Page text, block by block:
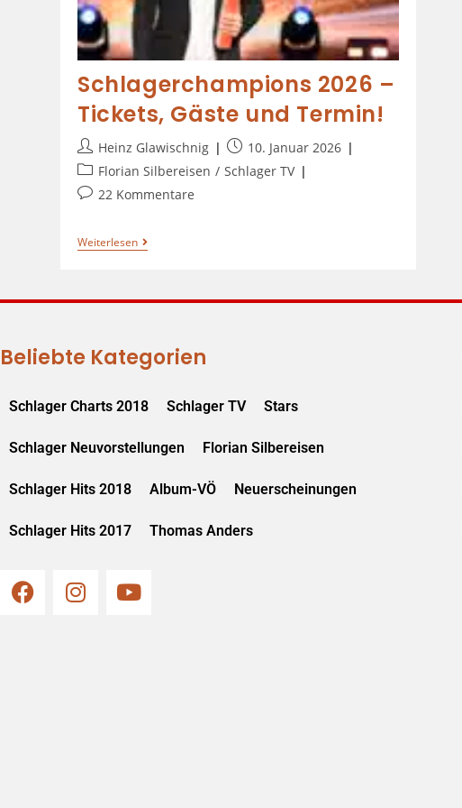
Schlagerchampions 2026 –
Tickets, Gäste und Termin!
Heinz Glawischnig
10. Januar 2026
Florian Silbereisen / Schlager TV
22 Kommentare
Weiterlesen
Beliebte Kategorien
Schlager Charts 2018 Schlager TV Stars
Schlager Neuvorstellungen Florian Silbereisen
Schlager Hits 2018 Album-VÖ Neuerscheinungen
Schlager Hits 2017 Thomas Anders